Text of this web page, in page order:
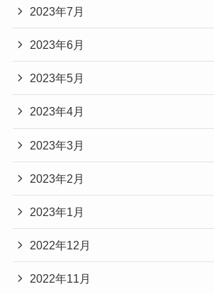
2023年7月
2023年6月
2023年5月
2023年4月
2023年3月
2023年2月
2023年1月
2022年12月
2022年11月